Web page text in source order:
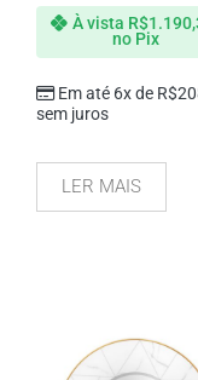
Em até 6x de R$
sem juros
À vista R$
no Pix
LER MAIS